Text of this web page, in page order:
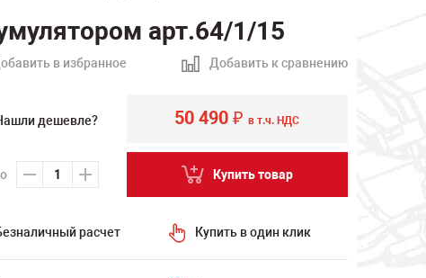
арт.64/1/15
в избранное Добавить к сравнению
дешевле? 50 490₽ в т.ч. НДС
Купить товар
расчет Купить в один клик